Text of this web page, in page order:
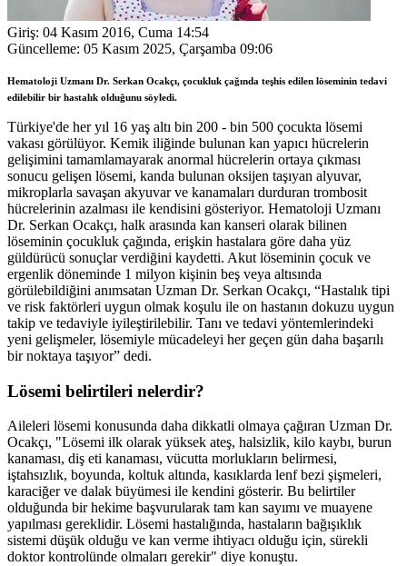
Giriş: 04 Kasım 2016, Cuma 14:54
Güncelleme: 05 Kasım 2025, Çarşamba 09:06
Hematoloji Uzmanı Dr. Serkan Ocakçı, çocukluk çağında teşhis edilen löseminin tedavi
edilebilir bir hastalık olduğunu söyledi.
Türkiye'de her yıl 16 yaş altı bin 200 - bin 500 çocukta lösemi
vakası görülüyor. Kemik iliğinde bulunan kan yapıcı hücrelerin
gelişimini tamamlamayarak anormal hücrelerin ortaya çıkması
sonucu gelişen lösemi, kanda bulunan oksijen taşıyan alyuvar,
mikroplarla savaşan akyuvar ve kanamaları durduran trombosit
hücrelerinin azalması ile kendisini gösteriyor. Hematoloji Uzmanı
Dr. Serkan Ocakçı, halk arasında kan kanseri olarak bilinen
löseminin çocukluk çağında, erişkin hastalara göre daha yüz
güldürücü sonuçlar verdiğini kaydetti. Akut löseminin çocuk ve
ergenlik döneminde 1 milyon kişinin beş veya altısında
görülebildiğini anımsatan Uzman Dr. Serkan Ocakçı, “Hastalık tipi
ve risk faktörleri uygun olmak koşulu ile on hastanın dokuzu uygun
takip ve tedaviyle iyileştirilebilir. Tanı ve tedavi yöntemlerindeki
yeni gelişmeler, lösemiyle mücadeleyi her geçen gün daha başarılı
bir noktaya taşıyor” dedi.
Lösemi belirtileri nelerdir?
Aileleri lösemi konusunda daha dikkatli olmaya çağıran Uzman Dr.
Ocakçı, "Lösemi ilk olarak yüksek ateş, halsizlik, kilo kaybı, burun
kanaması, diş eti kanaması, vücutta morlukların belirmesi,
iştahsızlık, boyunda, koltuk altında, kasıklarda lenf bezi şişmeleri,
karaciğer ve dalak büyümesi ile kendini gösterir. Bu belirtiler
olduğunda bir hekime başvurularak tam kan sayımı ve muayene
yapılması gereklidir. Lösemi hastalığında, hastaların bağışıklık
sistemi düşük olduğu ve kan verme ihtiyacı olduğu için, sürekli
doktor kontrolünde olmaları gerekir" diye konuştu.